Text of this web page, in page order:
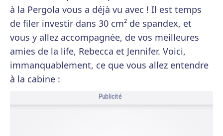
à la Pergola vous a déjà vu avec ! Il est temps
de filer investir dans 30 cm² de spandex, et
vous y allez accompagnée, de vos meilleures
amies de la life, Rebecca et Jennifer. Voici,
immanquablement, ce que vous allez entendre
à la cabine :
Publicité